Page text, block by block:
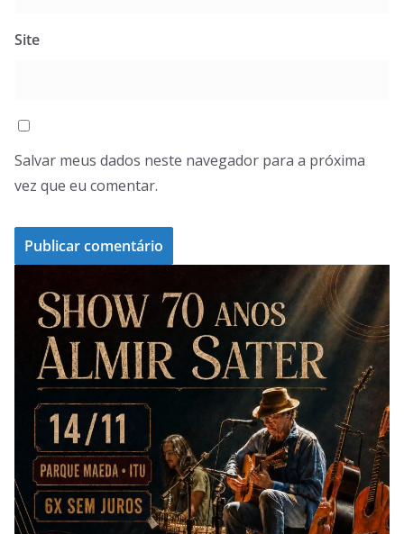
Site
Salvar meus dados neste navegador para a próxima
vez que eu comentar.